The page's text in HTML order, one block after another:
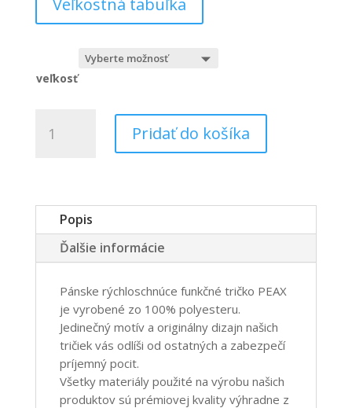
veľkosť
PEAX
tričko
Pridať do košíka
Popis
Ďalšie informácie
Pánske rýchloschnúce funkčné tričko PEAX
je vyrobené zo 100% polyesteru.
Jedinečný motív a originálny dizajn našich
tričiek vás odlíši od ostatných a zabezpečí
príjemný pocit.
Všetky materiály použité na výrobu našich
produktov sú prémiovej kvality výhradne z